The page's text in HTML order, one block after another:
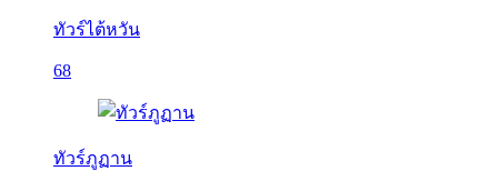
ทัวร์ไต้หวัน
68
ทัวร์ภูฏาน